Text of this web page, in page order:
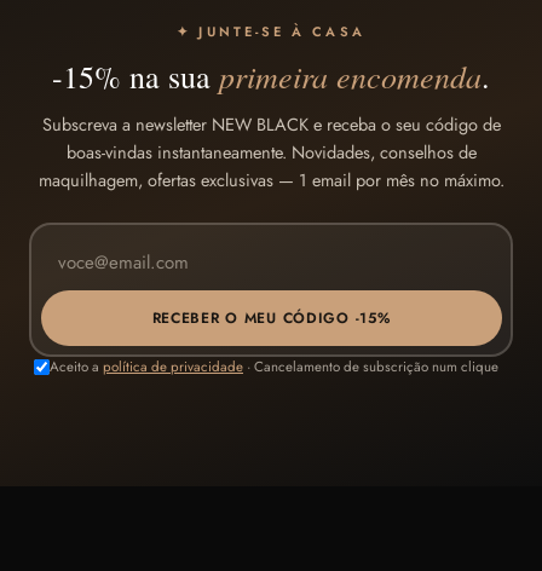
✦ JUNTE-SE À CASA
-15% na sua primeira encomenda.
Subscreva a newsletter NEW BLACK e receba o seu código de
boas-vindas instantaneamente. Novidades, conselhos de
maquilhagem, ofertas exclusivas — 1 email por mês no máximo.
RECEBER O MEU CÓDIGO -15%
Aceito a política de privacidade · Cancelamento de subscrição num clique